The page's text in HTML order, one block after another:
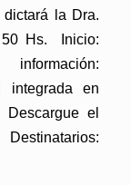
la Dra.
50 Hs. Inicio:
integrada en
el